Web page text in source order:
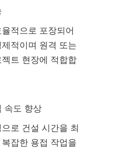
적으로 포장되어
적이며 원격 또는
트 현장에 적합합
속도 향상
로 건설 시간을 최
잡한 용접 작업을